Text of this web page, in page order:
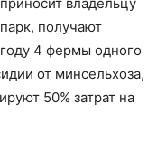
получают
4 фермы одного
от минсельхоза,
50% затрат на